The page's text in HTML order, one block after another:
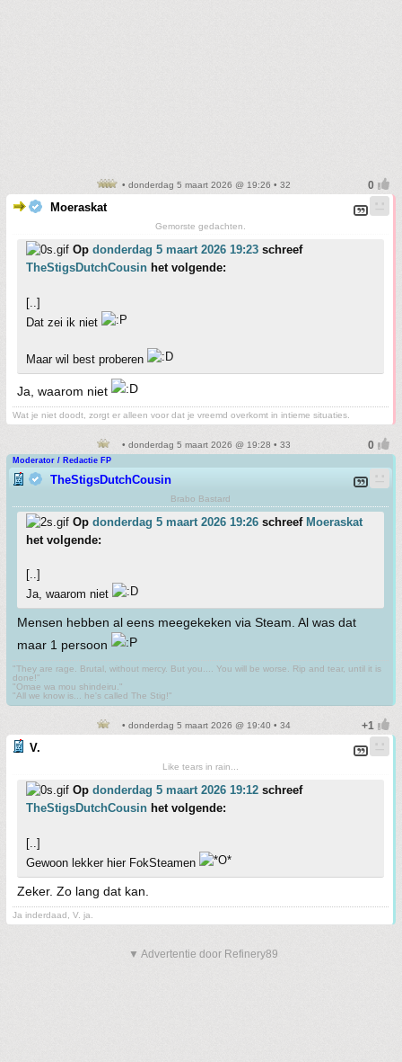
• donderdag 5 maart 2026 @ 19:26 • 32
Moeraskat
Gemorste gedachten.
Op donderdag 5 maart 2026 19:23 schreef
TheStigsDutchCousin het volgende:
[..]
Dat zei ik niet
Maar wil best proberen
Ja, waarom niet
Wat je niet doodt, zorgt er alleen voor dat je vreemd overkomt in intieme situaties.
• donderdag 5 maart 2026 @ 19:28 • 33
Moderator / Redactie FP
TheStigsDutchCousin
Brabo Bastard
Op donderdag 5 maart 2026 19:26 schreef Moeraskat
het volgende:
[..]
Ja, waarom niet
Mensen hebben al eens meegekeken via Steam. Al was dat
maar 1 persoon
"They are rage. Brutal, without mercy. But you.... You will be worse. Rip and tear, until it is
done!"
"Omae wa mou shindeiru."
"All we know is... he's called The Stig!"
• donderdag 5 maart 2026 @ 19:40 • 34
V.
Like tears in rain...
Op donderdag 5 maart 2026 19:12 schreef
TheStigsDutchCousin het volgende:
[..]
Gewoon lekker hier FokSteamen
Zeker. Zo lang dat kan.
Ja inderdaad, V. ja.
▼ Advertentie door Refinery89